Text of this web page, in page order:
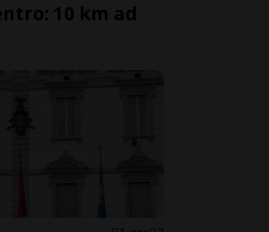
10 km ad